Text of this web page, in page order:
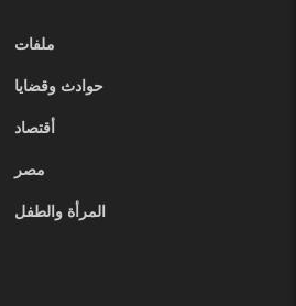
ملفات
حوادث وقضايا
أقتصاد
مصر
المرأة والطفل